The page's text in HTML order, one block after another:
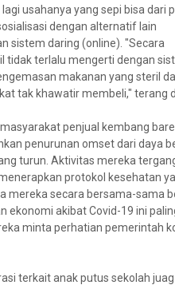
usahanya yang sepi bisa dari
dengan alternatif lain
sistem daring (online). "Secara
tidak terlalu mengerti dengan
makanan yang steril
tak khawatir membeli," terang
penjual kembang
penurunan omset dari daya
turun. Aktivitas mereka
protokol kesehatan
mereka secara bersama-sama
ekonomi akibat Covid-19 ini
minta perhatian pemerintah
terkait anak putus sekolah juag